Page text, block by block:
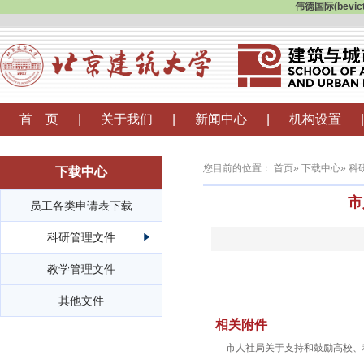
伟德国际
首 页 关于我们 新闻中心 机构设置
下载中心
员工各类申请表下载
科研管理文件
教学管理文件
其他文件
您目前的位置： 首页» 下载中心» 科
相关附件
市人社局关于支持和鼓励高校